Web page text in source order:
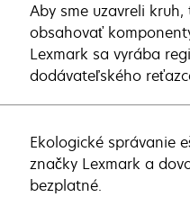
Aby sme uzavreli
obsahovať
Lexmark sa vyrába
dodávateľského
Ekologické správanie
značky Lexmark a
bezplatné.